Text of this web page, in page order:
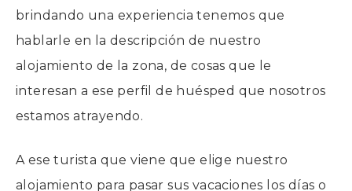
brindando una experiencia tenemos que
hablarle en la descripción de nuestro
alojamiento de la zona, de cosas que le
interesan a ese perfil de huésped que nosotros
estamos atrayendo.
A ese turista que viene que elige nuestro
alojamiento para pasar sus vacaciones los días o